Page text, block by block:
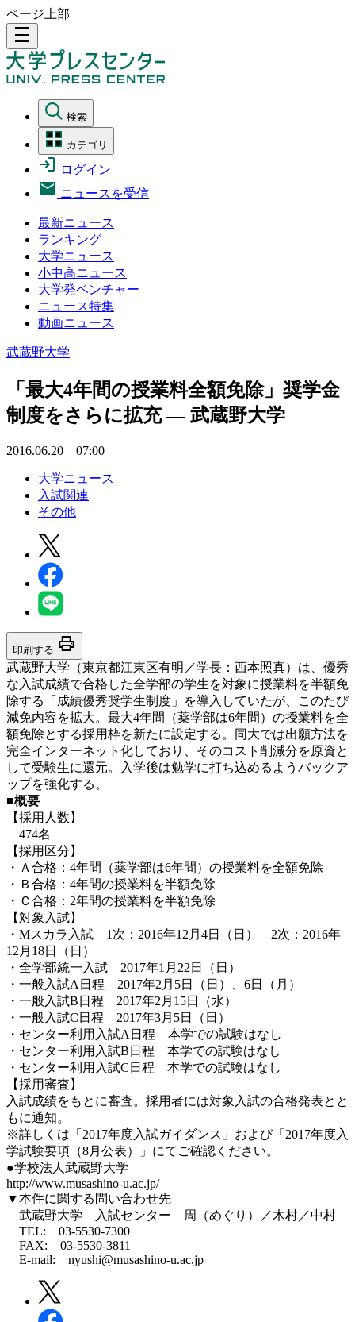
ページ上部
density_medium
検索
カテゴリ
ログイン
ニュースを受信
最新ニュース
ランキング
大学ニュース
小中高ニュース
大学発ベンチャー
ニュース特集
動画ニュース
武蔵野大学
「最大4年間の授業料全額免除」奨学金
制度をさらに拡充 — 武蔵野大学
2016.06.20 07:00
大学ニュース
入試関連
その他
印刷する print
武蔵野大学（東京都江東区有明／学長：西本照真）は、優秀
な入試成績で合格した全学部の学生を対象に授業料を半額免
除する「成績優秀奨学生制度」を導入していたが、このたび
減免内容を拡大。最大4年間（薬学部は6年間）の授業料を全
額免除とする採用枠を新たに設定する。同大では出願方法を
完全インターネット化しており、そのコスト削減分を原資と
して受験生に還元。入学後は勉学に打ち込めるようバックア
ップを強化する。
■概要
【採用人数】
474名
【採用区分】
・Ａ合格：4年間（薬学部は6年間）の授業料を全額免除
・Ｂ合格：4年間の授業料を半額免除
・Ｃ合格：2年間の授業料を半額免除
【対象入試】
・Mスカラ入試 1次：2016年12月4日（日） 2次：2016年
12月18日（日）
・全学部統一入試 2017年1月22日（日）
・一般入試A日程 2017年2月5日（日）、6日（月）
・一般入試B日程 2017年2月15日（水）
・一般入試C日程 2017年3月5日（日）
・センター利用入試A日程 本学での試験はなし
・センター利用入試B日程 本学での試験はなし
・センター利用入試C日程 本学での試験はなし
【採用審査】
入試成績をもとに審査。採用者には対象入試の合格発表とと
もに通知。
※詳しくは「2017年度入試ガイダンス」および「2017年度入
学試験要項（8月公表）」にてご確認ください。
●学校法人武蔵野大学
http://www.musashino-u.ac.jp/
▼本件に関する問い合わせ先
武蔵野大学 入試センター 周（めぐり）／木村／中村
TEL: 03-5530-7300
FAX: 03-5530-3811
E-mail: nyushi@musashino-u.ac.jp